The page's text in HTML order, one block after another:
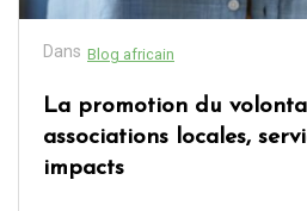
Dans Blog africain
La promotion du
associations locales,
impacts